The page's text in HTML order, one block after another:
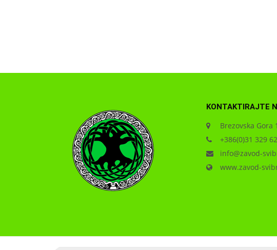
KONTAKTIRAJTE
Brezovska Gora
+386(0)31 329
info@zavod-
www.zavod-